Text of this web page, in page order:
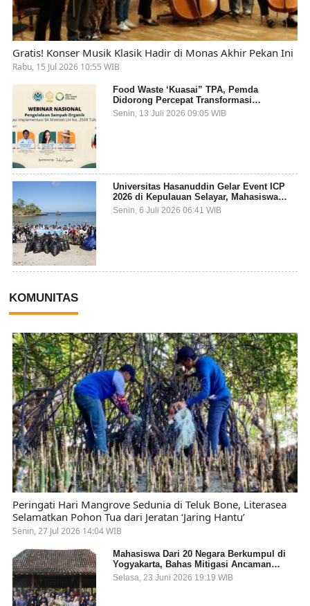
Gratis! Konser Musik Klasik Hadir di Monas Akhir Pekan Ini
Rabu, 15 Jul 2026 10:55 WIB
Food Waste ‘Kuasai” TPA, Pemda
Didorong Percepat Transformasi
Pengelolaan Sampah Organik dari Sumber
Senin, 13 Juli 2026 09:05 WIB
Universitas Hasanuddin Gelar Event ICP
2026 di Kepulauan Selayar, Mahasiswa
dari 27 Negara Jadi Partisipan
Senin, 6 Juli 2026 06:41 WIB
KOMUNITAS
Peringati Hari Mangrove Sedunia di Teluk Bone, Literasea
Selamatkan Pohon Tua dari Jeratan ‘Jaring Hantu’
Senin, 27 Jul 2026 14:04 WIB
Mahasiswa Dari 20 Negara Berkumpul di
Yogyakarta, Bahas Mitigasi Ancaman
Kesehatan Global
Selasa, 23 Juni 2026 19:19 WIB